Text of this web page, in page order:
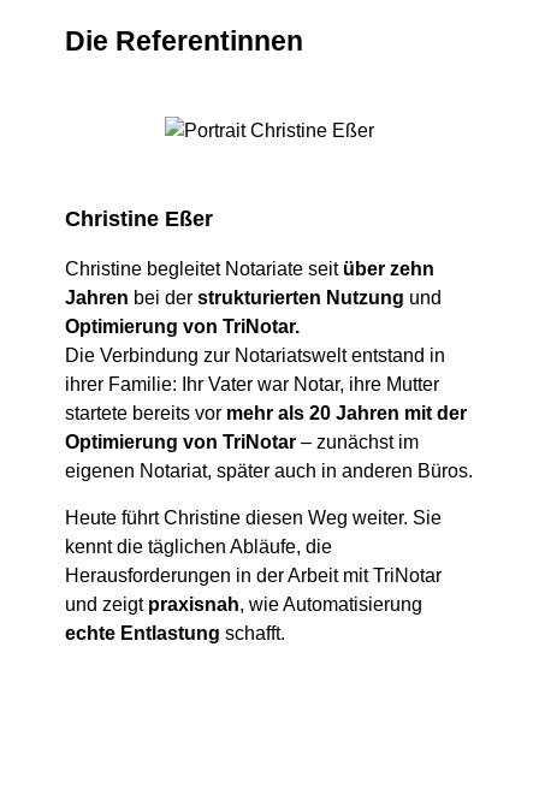
Die Referentinnen
Christine Eßer
Christine begleitet Notariate seit über zehn
Jahren bei derstrukturierten Nutzung und
Optimierung von TriNotar.
Die Verbindung zur Notariatswelt entstand in
ihrer Familie: Ihr Vater war Notar, ihre Mutter
startete bereits vor mehr als 20 Jahren mit der
Optimierung von TriNotar – zunächst im
eigenen Notariat, später auch in anderen Büros.
Heute führt Christine diesen Weg weiter. Sie
kennt die täglichen Abläufe, die
Herausforderungen in der Arbeit mit TriNotar
und zeigt praxisnah, wie Automatisierung
echte Entlastungschafft.